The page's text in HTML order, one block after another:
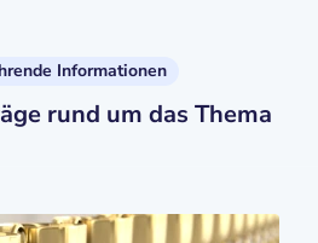
Informationen
rund um das Thema